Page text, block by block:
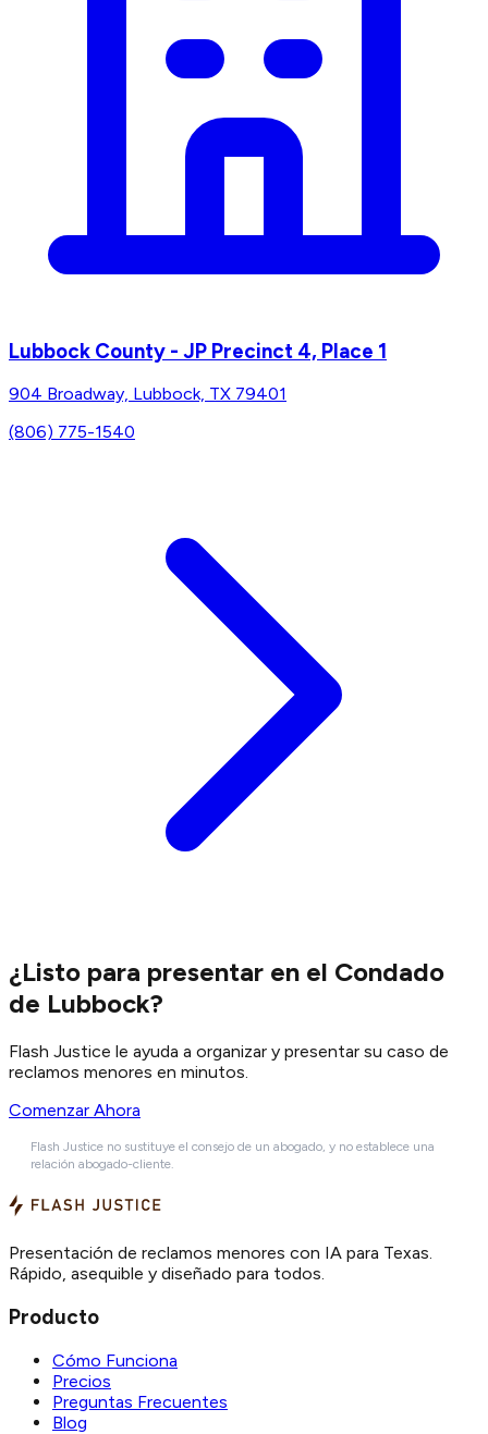
Lubbock County - JP Precinct 4, Place 1
904 Broadway, Lubbock, TX 79401
(806) 775-1540
¿Listo para presentar en el Condado
de Lubbock?
Flash Justice le ayuda a organizar y presentar su caso de
reclamos menores en minutos.
Comenzar Ahora
Flash Justice no sustituye el consejo de un abogado, y no establece una
relación abogado-cliente.
Presentación de reclamos menores con IA para Texas.
Rápido, asequible y diseñado para todos.
Producto
Cómo Funciona
Precios
Preguntas Frecuentes
Blog